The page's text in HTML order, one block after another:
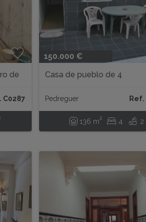
de
C0287
150.000 €
Casa de pueblo de 4
Pedreguer...
Pedreguer Ref.
136 m2 4 2